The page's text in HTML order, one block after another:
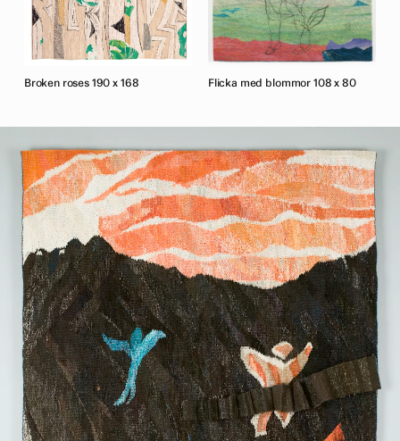
Broken roses 190 x 168 Flicka med blommor 108 x 80